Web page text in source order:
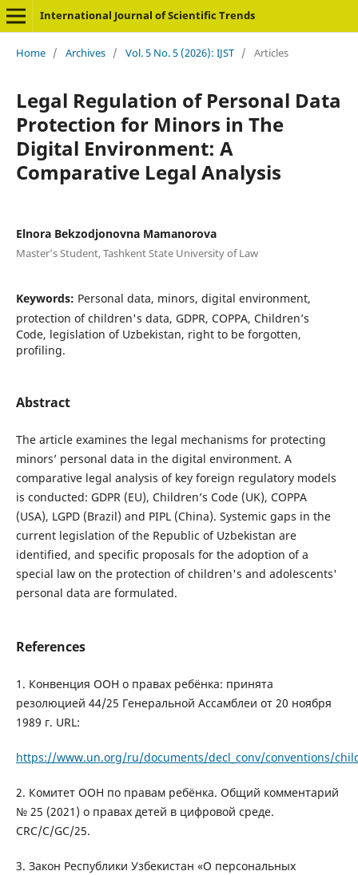
International Journal of Scientific Trends
Home / Archives / Vol. 5 No. 5 (2026): IJST / Articles
Legal Regulation of Personal Data
Protection for Minors in The
Digital Environment: A
Comparative Legal Analysis
Elnora Bekzodjonovna Mamanorova
Master’s Student, Tashkent State University of Law
Keywords: Personal data, minors, digital environment,
protection of children's data, GDPR, COPPA, Children’s
Code, legislation of Uzbekistan, right to be forgotten,
profiling.
Abstract
The article examines the legal mechanisms for protecting
minors’ personal data in the digital environment. A
comparative legal analysis of key foreign regulatory models
is conducted: GDPR (EU), Children’s Code (UK), COPPA
(USA), LGPD (Brazil) and PIPL (China). Systemic gaps in the
current legislation of the Republic of Uzbekistan are
identified, and specific proposals for the adoption of a
special law on the protection of children's and adolescents'
personal data are formulated.
References
1. Конвенция ООН о правах ребёнка: принята
резолюцией 44/25 Генеральной Ассамблеи от 20 ноября
1989 г. URL:
https://www.un.org/ru/documents/decl_conv/conventions/
2. Комитет ООН по правам ребёнка. Общий комментарий
№ 25 (2021) о правах детей в цифровой среде.
CRC/C/GC/25.
3. Закон Республики Узбекистан «О персональных